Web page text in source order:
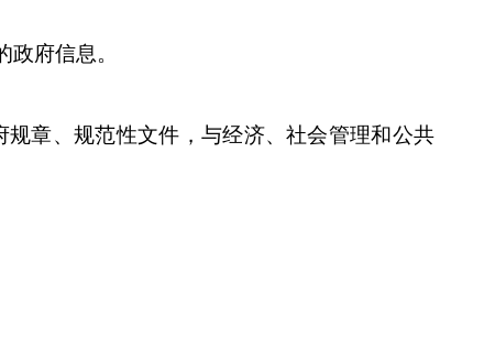
的政府信息。
章、规范性文件，与经济、社会管理和公共